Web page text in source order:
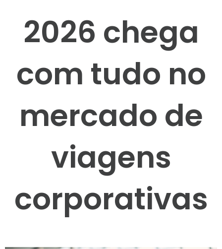
2026 chega
com tudo no
mercado de
viagens
corporativas